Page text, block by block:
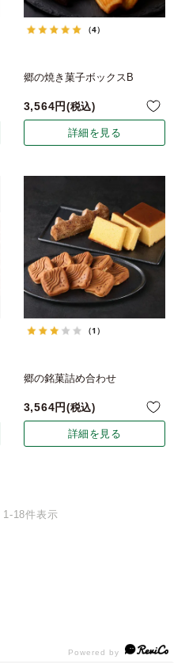
（4）
郷の焼き菓子ボックスB
3,564 税込
詳細を見る
（1）
郷の銘菓詰め合わせ
3,564 税込
詳細を見る
1-18件表示